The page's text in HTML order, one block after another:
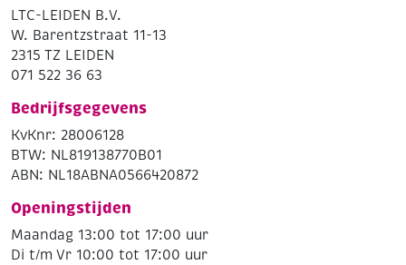
LTC-LEIDEN B.V.
W. Barentzstraat 11-13
2315 TZ LEIDEN
071 522 36 63
Bedrijfsgegevens
KvKnr: 28006128
BTW: NL819138770B01
ABN: NL18ABNA0566420872
Openingstijden
Maandag 13:00 tot 17:00 uur
Di t/m Vr 10:00 tot 17:00 uur